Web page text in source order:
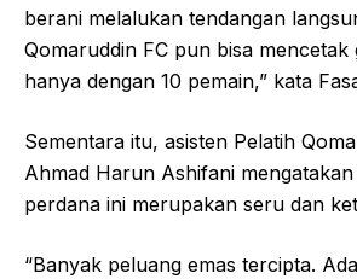
berani melalukan tendangan
Qomaruddin FC pun bisa mencetak
hanya dengan 10 pemain,” kata
Sementara itu, asisten Pelatih
Ahmad Harun Ashifani
perdana ini merupakan seru dan
“Banyak peluang emas tercipta.